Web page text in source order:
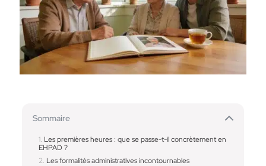
Sommaire
Les premières heures : que se passe-t-il concrètement en
EHPAD ?
Les formalités administratives incontournables